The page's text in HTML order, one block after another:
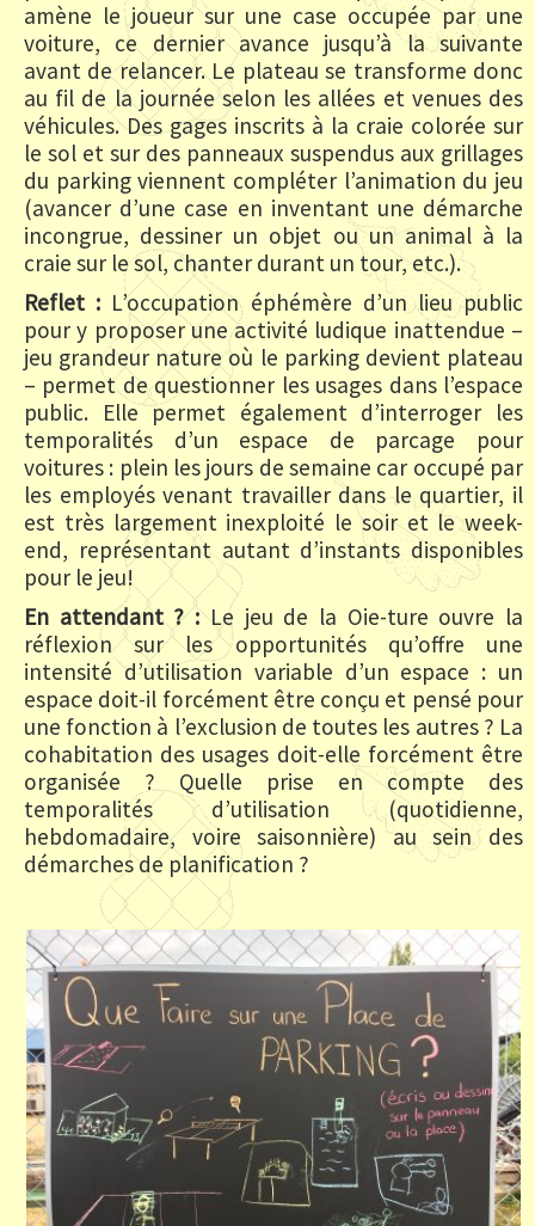
amène le joueur sur une case occupée par une
voiture, ce dernier avance jusqu’à la suivante
avant de relancer. Le plateau se transforme donc
au fil de la journée selon les allées et venues des
véhicules. Des gages inscrits à la craie colorée sur
le sol et sur des panneaux suspendus aux grillages
du parking viennent compléter l’animation du jeu
(avancer d’une case en inventant une démarche
incongrue, dessiner un objet ou un animal à la
craie sur le sol, chanter durant un tour, etc.).
Reflet : L’occupation éphémère d’un lieu public
pour y proposer une activité ludique inattendue –
jeu grandeur nature où le parking devient plateau
– permet de questionner les usages dans l’espace
public. Elle permet également d’interroger les
temporalités d’un espace de parcage pour
voitures : plein les jours de semaine car occupé par
les employés venant travailler dans le quartier, il
est très largement inexploité le soir et le week-
end, représentant autant d’instants disponibles
pour le jeu!
En attendant ? :Le jeu de la Oie-ture ouvre la
réflexion sur les opportunités qu’offre une
intensité d’utilisation variable d’un espace : un
espace doit-il forcément être conçu et pensé pour
une fonction à l’exclusion de toutes les autres ? La
cohabitation des usages doit-elle forcément être
organisée ? Quelle prise en compte des
temporalités d’utilisation (quotidienne,
hebdomadaire, voire saisonnière) au sein des
démarches de planification ?